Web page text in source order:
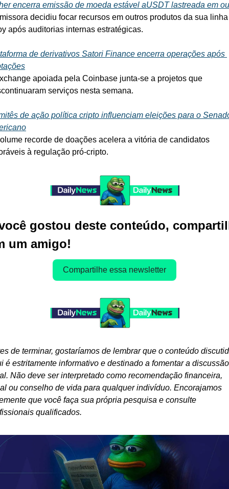
encerra emissão de moeda estável aUSDT lastreada em
decidiu focar recursos em outros produtos da sua linha
após auditorias internas estratégicas.
de derivativos Satori Finance encerra operações após
apoiada pela Coinbase junta-se a projetos que
serviços nesta semana.
de ação política cripto influenciam eleições para o
recorde de doações acelera a vitória de candidatos
à regulação pró-cripto.
gostou deste conteúdo,
um amigo!
Compartilhe essa newsletter
de terminar, gostaríamos de lembrar que o conteúdo
é estritamente informativo e destinado a fomentar a discussão
Não deve ser interpretado como recomendação financeira,
ou conselho de vida para qualquer indivíduo. Encorajamos
que você faça sua própria pesquisa e consulte
qualificados.